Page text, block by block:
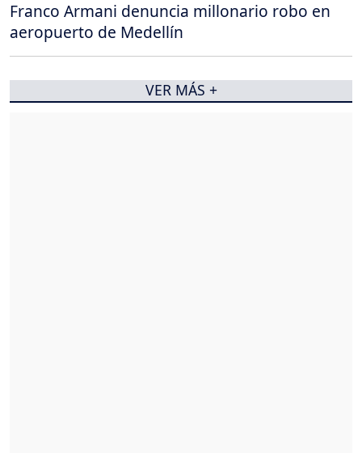
Franco Armani denuncia millonario robo en
aeropuerto de Medellín
VER MÁS +